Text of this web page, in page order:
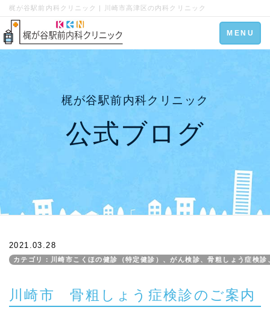
梶が谷駅前内科クリニック | 川崎市高津区の内科クリニック
Toggle
navigation
MENU
梶が谷駅前内科クリニック
公式ブログ
2021.03.28
カテゴリ：川崎市こくほの健診（特定健診）、がん検診、骨粗しょう症検
川崎市 骨粗しょう症検診のご案内